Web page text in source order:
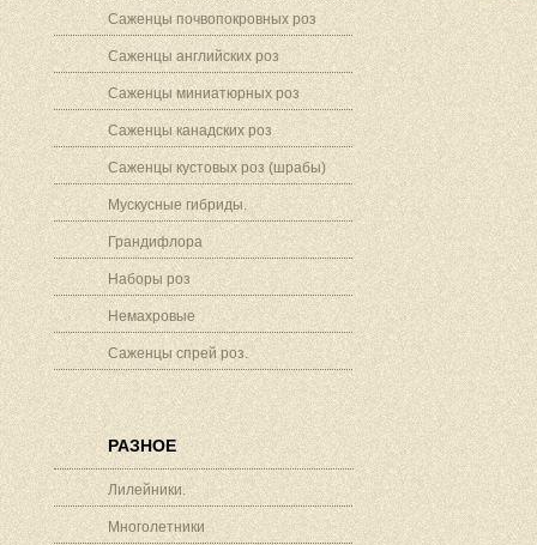
Саженцы почвопокровных роз
Саженцы английских роз
Саженцы миниатюрных роз
Саженцы канадских роз
Саженцы кустовых роз (шрабы)
Мускусные гибриды.
Грандифлора
Наборы роз
Немахровые
Саженцы спрей роз.
РАЗНОЕ
Лилейники.
Многолетники